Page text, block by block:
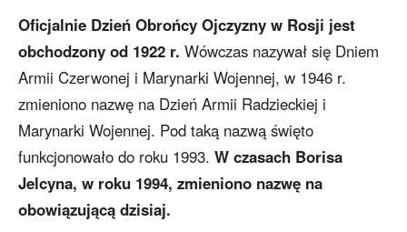
Oficjalnie Dzień Obrońcy Ojczyzny w Rosji jest
obchodzony od 1922 r. Wówczas nazywał się Dniem
Armii Czerwonej i Marynarki Wojennej, w 1946 r.
zmieniono nazwę na Dzień Armii Radzieckiej i
Marynarki Wojennej. Pod taką nazwą święto
funkcjonowało do roku 1993. W czasach Borisa
Jelcyna, w roku 1994, zmieniono nazwę na
obowiązującą dzisiaj.